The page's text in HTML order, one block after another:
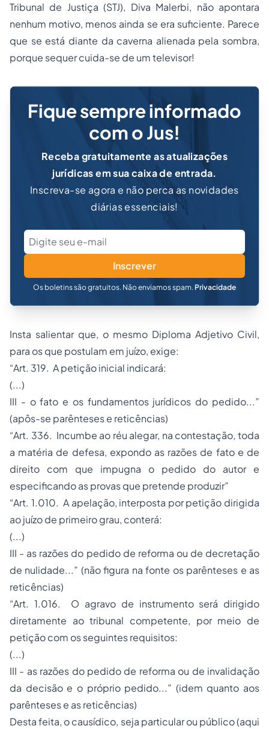
Tribunal de Justiça (STJ), Diva Malerbi, não apontara
nenhum motivo, menos ainda se era suficiente. Parece
que se está diante da caverna alienada pela sombra,
porque sequer cuida-se de um televisor!
Fique sempre informado
com o Jus!
Receba gratuitamente as atualizações
jurídicas em sua caixa de entrada.
Inscreva-se agora e não perca as novidades
diárias essenciais!
Inscrever
Os boletins são gratuitos. Não enviamos spam. Privacidade
Insta salientar que, o mesmo Diploma Adjetivo Civil,
para os que postulam em juízo, exige:
“Art. 319. A petição inicial indicará:
(...)
III - o fato e os fundamentos jurídicos do pedido...”
(apôs-se parênteses e reticências)
“Art. 336. Incumbe ao réu alegar, na contestação, toda
a matéria de defesa, expondo as razões de fato e de
direito com que impugna o pedido do autor e
especificando as provas que pretende produzir”
“Art. 1.010. A apelação, interposta por petição dirigida
ao juízo de primeiro grau, conterá:
(...)
III - as razões do pedido de reforma ou de decretação
de nulidade...” (não figura na fonte os parênteses e as
reticências)
“Art. 1.016. O agravo de instrumento será dirigido
diretamente ao tribunal competente, por meio de
petição com os seguintes requisitos:
(...)
III - as razões do pedido de reforma ou de invalidação
da decisão e o próprio pedido...” (idem quanto aos
parênteses e as reticências)
Desta feita, o causídico, seja particular ou público (aqui